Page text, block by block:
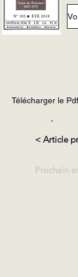
Télécharger le
.
< Article
Prochain